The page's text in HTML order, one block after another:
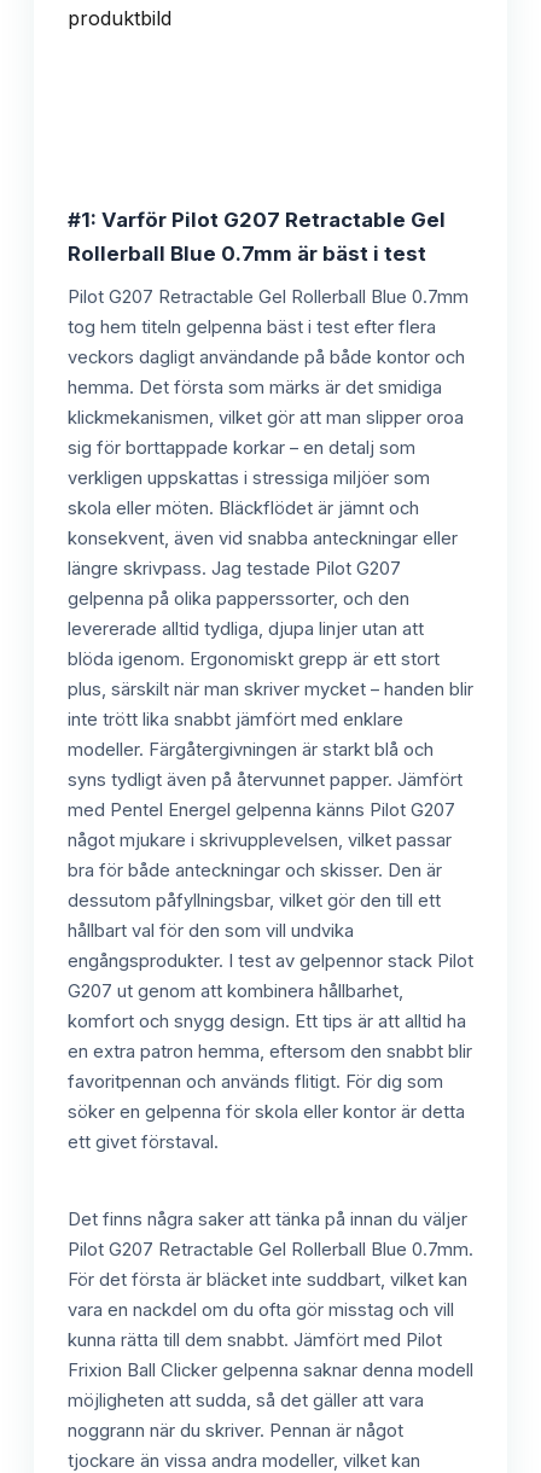
#1: Varför Pilot G207 Retractable Gel
Rollerball Blue 0.7mm är bäst i test
Pilot G207 Retractable Gel Rollerball Blue 0.7mm
tog hem titeln gelpenna bäst i test efter flera
veckors dagligt användande på både kontor och
hemma. Det första som märks är det smidiga
klickmekanismen, vilket gör att man slipper oroa
sig för borttappade korkar – en detalj som
verkligen uppskattas i stressiga miljöer som
skola eller möten. Bläckflödet är jämnt och
konsekvent, även vid snabba anteckningar eller
längre skrivpass. Jag testade Pilot G207
gelpenna på olika papperssorter, och den
levererade alltid tydliga, djupa linjer utan att
blöda igenom. Ergonomiskt grepp är ett stort
plus, särskilt när man skriver mycket – handen blir
inte trött lika snabbt jämfört med enklare
modeller. Färgåtergivningen är starkt blå och
syns tydligt även på återvunnet papper. Jämfört
med Pentel Energel gelpenna känns Pilot G207
något mjukare i skrivupplevelsen, vilket passar
bra för både anteckningar och skisser. Den är
dessutom påfyllningsbar, vilket gör den till ett
hållbart val för den som vill undvika
engångsprodukter. I test av gelpennor stack Pilot
G207 ut genom att kombinera hållbarhet,
komfort och snygg design. Ett tips är att alltid ha
en extra patron hemma, eftersom den snabbt blir
favoritpennan och används flitigt. För dig som
söker en gelpenna för skola eller kontor är detta
ett givet förstaval.
Det finns några saker att tänka på innan du väljer
Pilot G207 Retractable Gel Rollerball Blue 0.7mm.
För det första är bläcket inte suddbart, vilket kan
vara en nackdel om du ofta gör misstag och vill
kunna rätta till dem snabbt. Jämfört med Pilot
Frixion Ball Clicker gelpenna saknar denna modell
möjligheten att sudda, så det gäller att vara
noggrann när du skriver. Pennan är något
tjockare än vissa andra modeller, vilket kan